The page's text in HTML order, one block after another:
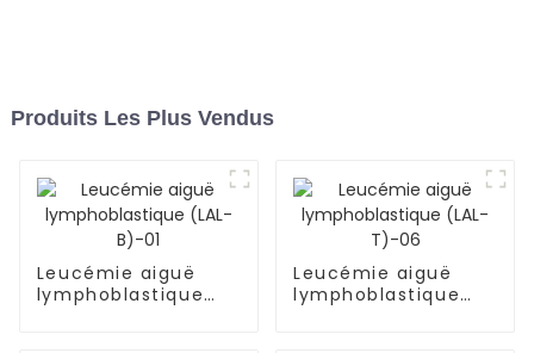
Produits Les Plus Vendus
Leucémie aiguë
lymphoblastique
Leucémie aiguë
lymphoblastique